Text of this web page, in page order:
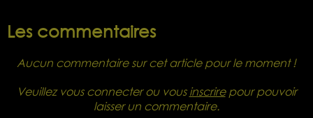
Les commentaires
Aucun commentaire sur cet article pour le moment !
Veuillez vous connecter ou vousinscrirepour pouvoir
laisser un commentaire.